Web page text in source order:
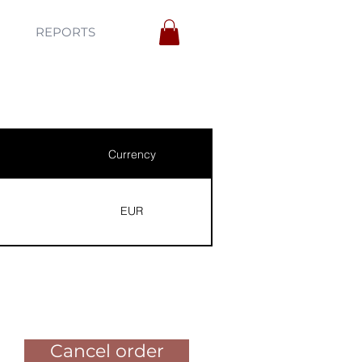
REPORTS
Currency
EUR
Cancel order